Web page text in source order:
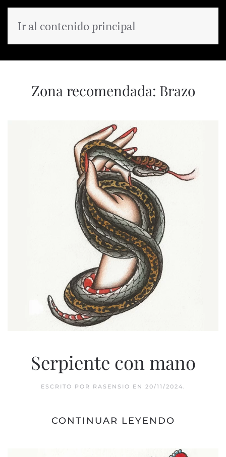
Ir al contenido principal
Zona recomendada: Brazo
Serpiente con mano
ESCRITO POR RASENSIO EN 20/11/2024.
CONTINUAR LEYENDO